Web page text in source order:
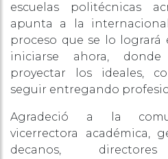
escuelas politécnicas
apunta a la
proceso que se lo logrará
iniciarse ahora,
proyectar los ideales,
seguir entregando
Agradeció a la
vicerrectora académica,
decanos, directores